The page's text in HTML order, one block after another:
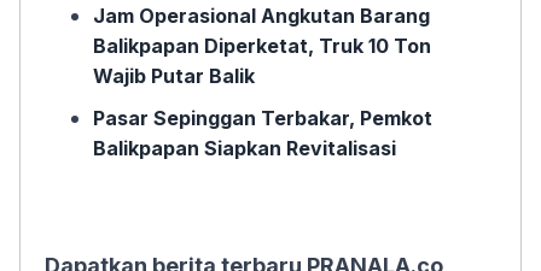
Jam Operasional Angkutan Barang
Balikpapan Diperketat, Truk 10 Ton
Wajib Putar Balik
Pasar Sepinggan Terbakar, Pemkot
Balikpapan Siapkan Revitalisasi
Dapatkan berita terbaru PRANALA.co